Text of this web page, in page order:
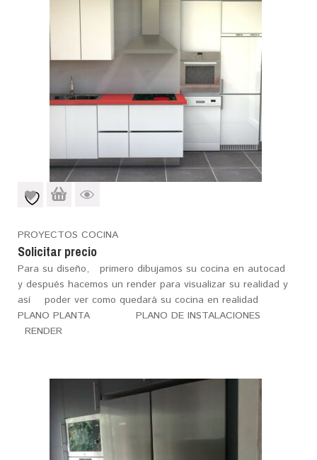
PROYECTOS COCINA
Solicitar precio
Para su diseño, primero dibujamos su cocina en autocad
y después hacemos un render para visualizar su realidad y
así poder ver como quedará su cocina en realidad
PLANO PLANTA PLANO DE INSTALACIONES
RENDER